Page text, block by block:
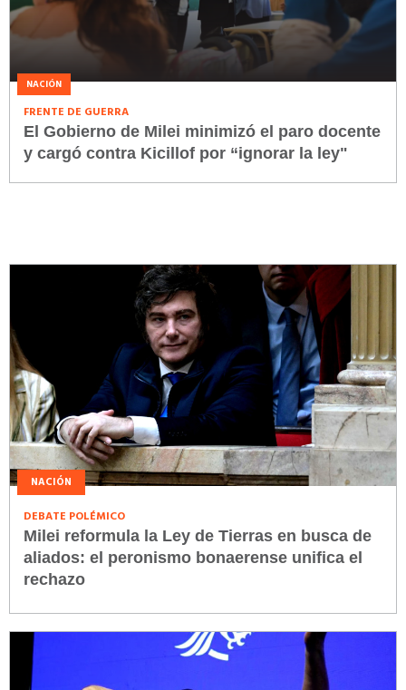
NACIÓN
FRENTE DE GUERRA
El Gobierno de Milei minimizó el paro docente
y cargó contra Kicillof por “ignorar la ley"
NACIÓN
DEBATE POLÉMICO
Milei reformula la Ley de Tierras en busca de
aliados: el peronismo bonaerense unifica el
rechazo